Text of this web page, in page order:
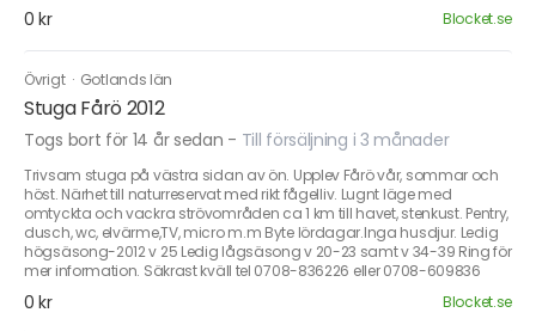
0 kr Blocket.se
Övrigt · Gotlands län
Stuga Fårö 2012
Togs bort för 14 år sedan - Till försäljning i 3 månader
Trivsam stuga på västra sidan av ön. Upplev Fårö vår, sommar och
höst. Närhet till naturreservat med rikt fågelliv. Lugnt läge med
omtyckta och vackra strövområden ca 1 km till havet, stenkust. Pentry,
dusch, wc, elvärme,TV, micro m.m Byte lördagar.Inga husdjur. Ledig
högsäsong-2012 v 25 Ledig lågsäsong v 20-23 samt v 34-39 Ring för
mer information. Säkrast kväll tel 0708-836226 eller 0708-609836
0 kr Blocket.se